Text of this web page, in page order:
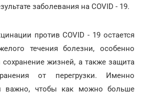
заболевания на COVID - 19.
против COVID - 19 остается
течения болезни, особенно
сохранение жизней, а также защита
от перегрузки. Именно
важно, чтобы как можно больше